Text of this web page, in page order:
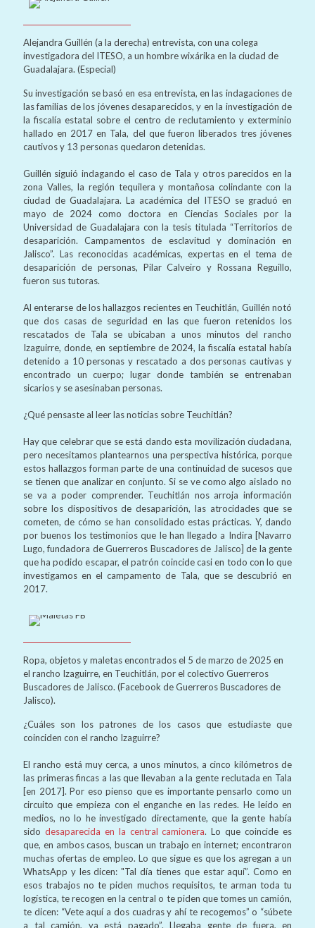
Alejandra Guillén (a la derecha) entrevista, con una colega
investigadora del ITESO, a un hombre wixárika en la ciudad de
Guadalajara. (Especial)
Su investigación se basó en esa entrevista, en las indagaciones de
las familias de los jóvenes desaparecidos, y en la investigación de
la fiscalía estatal sobre el centro de reclutamiento y exterminio
hallado en 2017 en Tala, del que fueron liberados tres jóvenes
cautivos y 13 personas quedaron detenidas.
Guillén siguió indagando el caso de Tala y otros parecidos en la
zona Valles, la región tequilera y montañosa colindante con la
ciudad de Guadalajara. La académica del ITESO se graduó en
mayo de 2024 como doctora en Ciencias Sociales por la
Universidad de Guadalajara con la tesis titulada “Territorios de
desaparición. Campamentos de esclavitud y dominación en
Jalisco”. Las reconocidas académicas, expertas en el tema de
desaparición de personas, Pilar Calveiro y Rossana Reguillo,
fueron sus tutoras.
Al enterarse de los hallazgos recientes en Teuchitlán, Guillén notó
que dos casas de seguridad en las que fueron retenidos los
rescatados de Tala se ubicaban a unos minutos del rancho
Izaguirre, donde, en septiembre de 2024, la fiscalía estatal había
detenido a 10 personas y rescatado a dos personas cautivas y
encontrado un cuerpo; lugar donde también se entrenaban
sicarios y se asesinaban personas.
¿Qué pensaste al leer las noticias sobre Teuchitlán?
Hay que celebrar que se está dando esta movilización ciudadana,
pero necesitamos plantearnos una perspectiva histórica, porque
estos hallazgos forman parte de una continuidad de sucesos que
se tienen que analizar en conjunto. Si se ve como algo aislado no
se va a poder comprender. Teuchitlán nos arroja información
sobre los dispositivos de desaparición, las atrocidades que se
cometen, de cómo se han consolidado estas prácticas. Y, dando
por buenos los testimonios que le han llegado a Indira [Navarro
Lugo, fundadora de Guerreros Buscadores de Jalisco] de la gente
que ha podido escapar, el patrón coincide casi en todo con lo que
investigamos en el campamento de Tala, que se descubrió en
2017.
Ropa, objetos y maletas encontrados el 5 de marzo de 2025 en
el rancho Izaguirre, en Teuchitlán, por el colectivo Guerreros
Buscadores de Jalisco. (Facebook de Guerreros Buscadores de
Jalisco).
¿Cuáles son los patrones de los casos que estudiaste que
coinciden con el rancho Izaguirre?
El rancho está muy cerca, a unos minutos, a cinco kilómetros de
las primeras fincas a las que llevaban a la gente reclutada en Tala
[en 2017]. Por eso pienso que es importante pensarlo como un
circuito que empieza con el enganche en las redes. He leído en
medios, no lo he investigado directamente, que la gente había
sido desaparecida en la central camionera. Lo que coincide es
que, en ambos casos, buscan un trabajo en internet; encontraron
muchas ofertas de empleo. Lo que sigue es que los agregan a un
WhatsApp y les dicen: "Tal día tienes que estar aquí”. Como en
esos trabajos no te piden muchos requisitos, te arman toda tu
logística, te recogen en la central o te piden que tomes un camión,
te dicen: “Vete aquí a dos cuadras y ahí te recogemos” o “súbete
a tal camión, ya está pagado”. Llegaba gente de fuera, en